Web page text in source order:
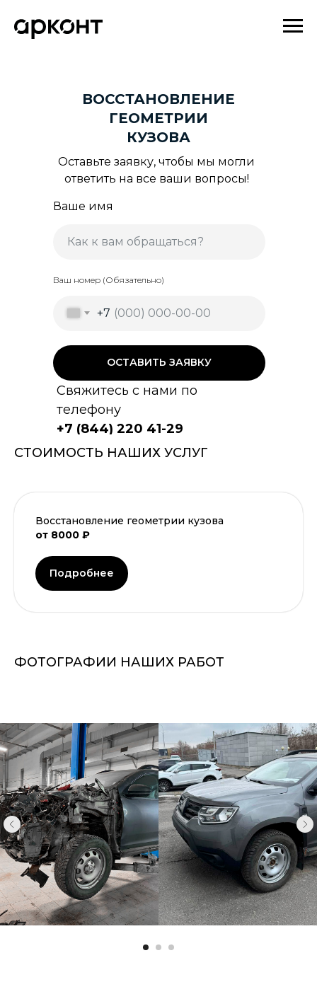
ВОССТАНОВЛЕНИЕ
ГЕОМЕТРИИ
КУЗОВА
Оставьте заявку, чтобы мы могли
ответить на все ваши вопросы!
Ваше имя
Ваш номер (Обязательно)
+7
ОСТАВИТЬ ЗАЯВКУ
Свяжитесь с нами по
телефону
+7 (844) 220 41-29
СТОИМОСТЬ НАШИХ УСЛУГ
Восстановление геометрии кузова
от 8000 ₽
Подробнее
ФОТОГРАФИИ НАШИХ РАБОТ